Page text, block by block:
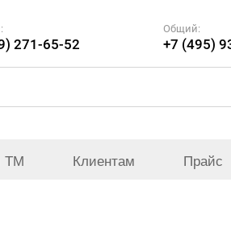
271-65-52
Общий:
+7 (495)
ТМ Клиентам Прайс